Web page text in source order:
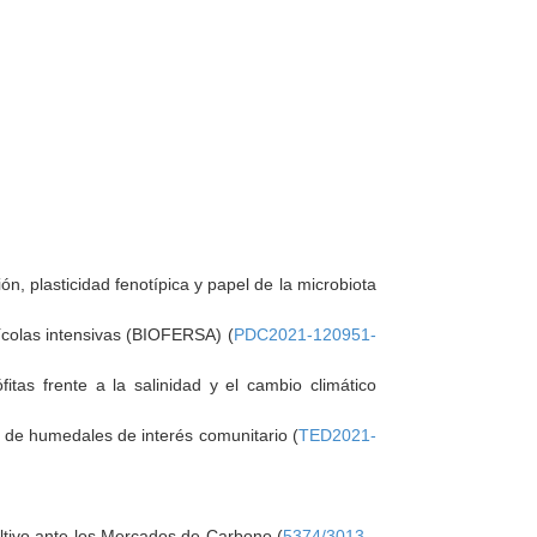
plasticidad fenotípica y papel de la microbiota
intensivas (BIOFERSA) (PDC2021-120951-
frente a la salinidad y el cambio climático
humedales de interés comunitario (TED2021-